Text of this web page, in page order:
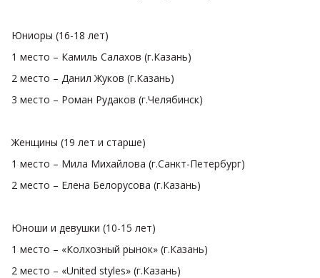
Юниоры (16-18 лет)
1 место – Камиль Салахов (г.Казань)
2 место – Данил Жуков (г.Казань)
3 место – Роман Рудаков (г.Челябинск)
Женщины (19 лет и старше)
1 место – Мила Михайлова (г.Санкт-Петербург)
2 место – Елена Белорусова (г.Казань)
Юноши и девушки (10-15 лет)
1 место – «Колхозный рынок» (г.Казань)
2 место – «United styles» (г.Казань)